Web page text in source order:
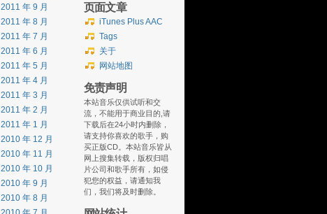
页面文章
iTunes Plus AAC
Tags
关于
网站地图
免责声明
本站音乐仅供试听和交
流，不能用于商业目的,请
下载后在24小时内删除，
请支持你喜欢的歌手，购
买正版CD。本站音乐皆从
网上搜集转载，版权归唱
片公司和歌手所有，如侵
犯您的权益，请通知我
们，我们将及时删除。
2011 年 9 月
2011 年 8 月
2011 年 7 月
2011 年 6 月
2011 年 5 月
2011 年 4 月
2011 年 3 月
2011 年 2 月
2011 年 1 月
2010 年 12 月
2010 年 11 月
2010 年 10 月
2010 年 9 月
2010 年 8 月